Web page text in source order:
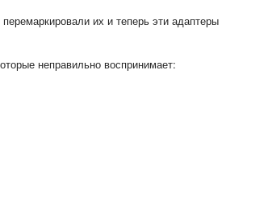
их и теперь эти адаптеры
неправильно воспринимает: